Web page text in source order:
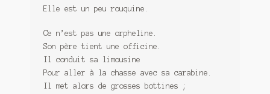
Elle est un peu rouquine.
Ce n’est pas une orpheline.
Son père tient une officine.
Il conduit sa limousine
Pour aller à la chasse avec sa carabine.
Il met alors de grosses bottines ;